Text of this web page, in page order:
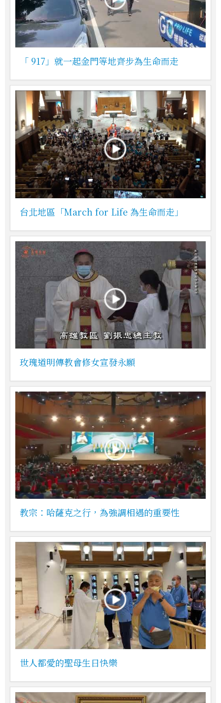
「 917」就一起金門等地齊步為生命而走
台北地區「March for Life 為生命而走」
玫瑰道明傳教會修女宣發永願
教宗：哈薩克之行，為強調相遇的重要性
世人都愛的聖母生日快樂